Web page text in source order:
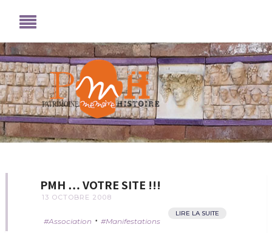
PMH … VOTRE SITE !!!
13 OCTOBRE 2008
LIRE LA SUITE
Association • Manifestations